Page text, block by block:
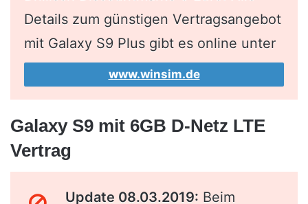
Details zum günstigen Vertragsangebot
mit Galaxy S9 Plus gibt es online unter
www.winsim.de
Galaxy S9 mit 6GB D-Netz LTE
Vertrag
Update 08.03.2019: Beim